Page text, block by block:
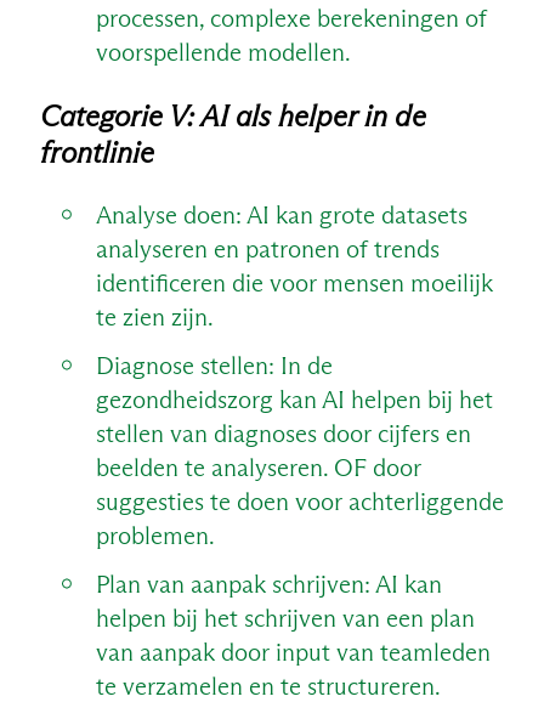
processen, complexe berekeningen of
voorspellende modellen.
Categorie V: AI als helper in de
frontlinie
Analyse doen: AI kan grote datasets
analyseren en patronen of trends
identificeren die voor mensen moeilijk
te zien zijn.
Diagnose stellen: In de
gezondheidszorg kan AI helpen bij het
stellen van diagnoses door cijfers en
beelden te analyseren. OF door
suggesties te doen voor achterliggende
problemen.
Plan van aanpak schrijven: AI kan
helpen bij het schrijven van een plan
van aanpak door input van teamleden
te verzamelen en te structureren.